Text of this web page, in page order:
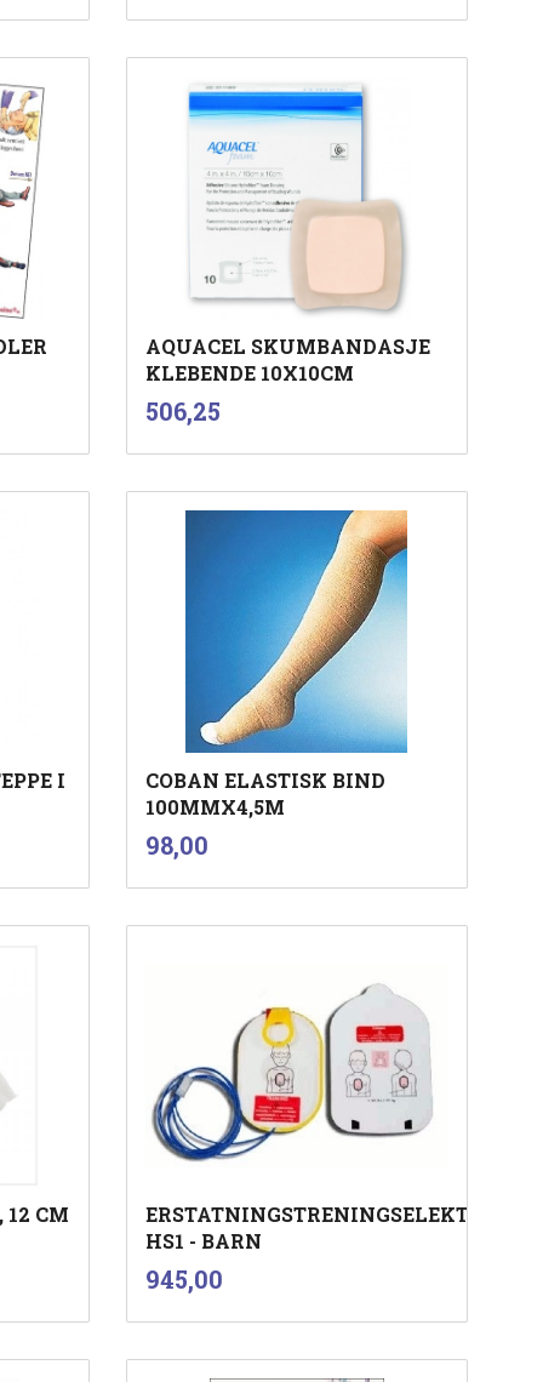
AQUACEL SKUMBANDASJE
KLEBENDE 10X10CM
Pris
506,25mva.
Kjøp
I
COBAN ELASTISK BIND
100MMX4,5M
Pris
98,00mva.
12 CM
ERSTATNINGSTRENINGSELEKTRODE
HS1 - BARN
Pris
945,00mva.
Kjøp